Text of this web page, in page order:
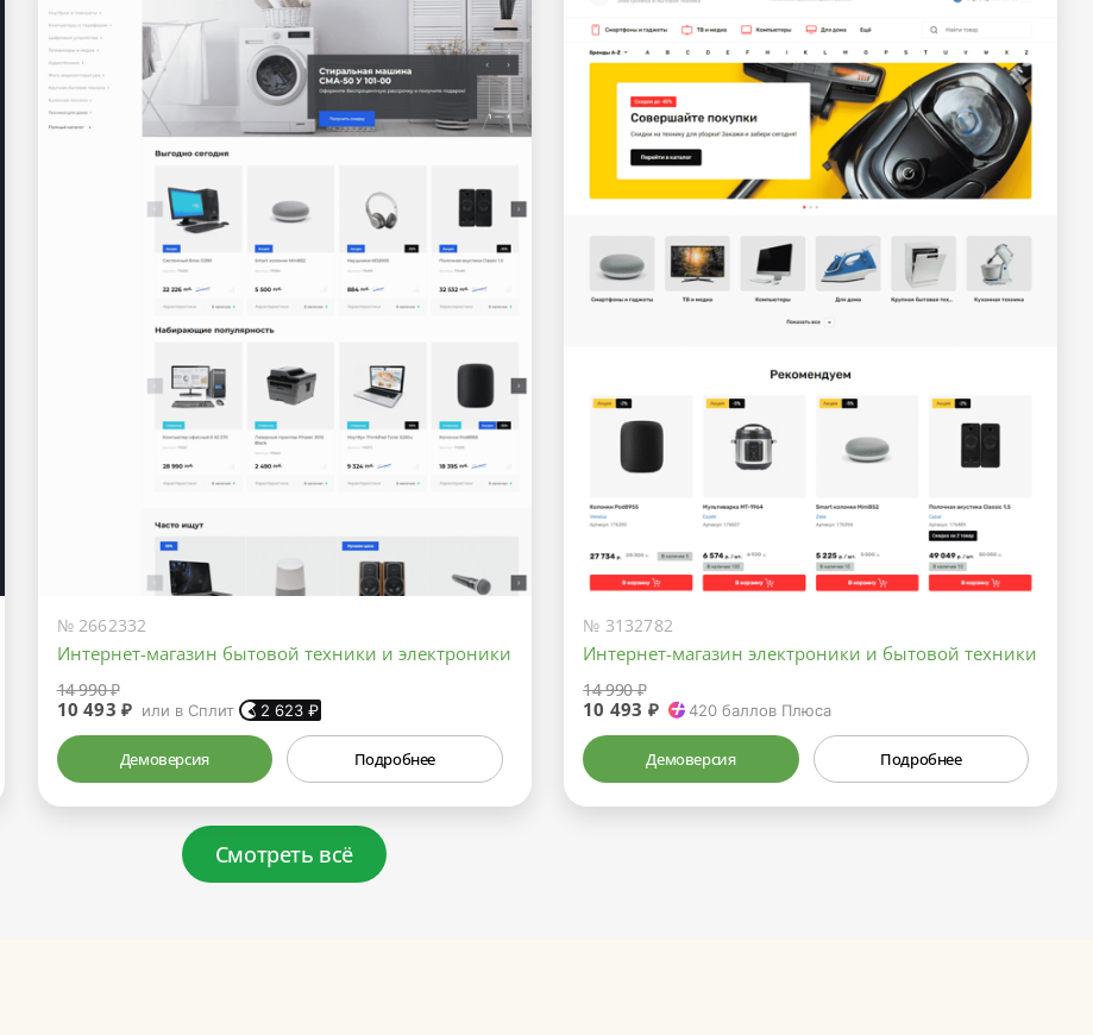
№ 2662332
Интернет-магазин бытовой техники и электроники
14 990 ₽
10 493 ₽ или в Сплит 2 623 ₽
Демоверсия Подробнее
№ 3132782
Интернет-магазин электроники и бытовой техники
14 990 ₽
10 493 ₽ 420баллов Плюса
Демоверсия Подробнее
Смотреть всё